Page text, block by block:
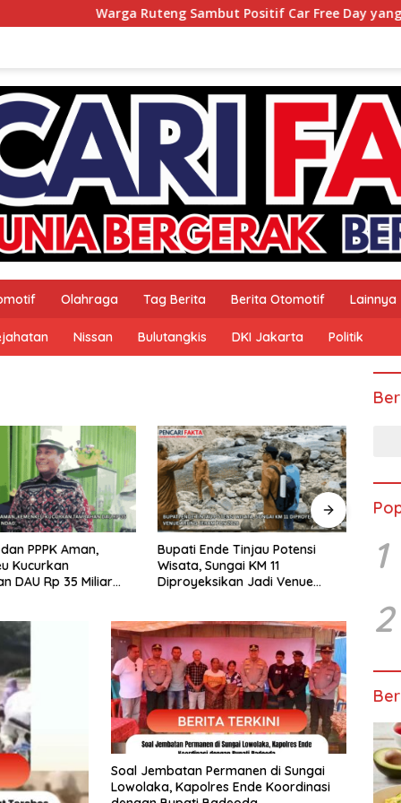
Warga Ruteng Sambut Positif Car Free Day yang
Olahraga Tag Berita Berita Otomotif Lainnya
Nissan Bulutangkis DKI Jakarta Politik
Tinjau Potensi
KM 11
Jadi Venue
Pemkab Ende Buka Lelang
Jabatan Sekda, Pejabat dari
Kabupaten Lain Boleh Ikut
Soal Jembatan Permanen di Sungai
Lowolaka, Kapolres Ende Koordinasi
1
2